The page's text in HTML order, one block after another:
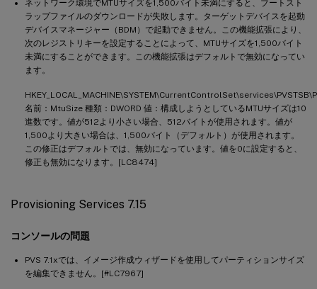
ネットワーク環境でMTUサイズを1,500バイト未満にすると、ブートスト
ラップファイルのダウンロードが失敗します。ターゲットデバイスを起動
デバイスマネージャー（BDM）で起動できません。この機能拡張により、
次のレジストリキーを設定することによって、MTUサイズを1,500バイト
未満にすることができます。この機能拡張はデフォルトで無効になってい
ます。
名前：MtuSize 種類：DWORD 値：構成しようとしているMTUサイズは10
進数です。値が512より小さい場合、512バイトが使用されます。値が
1,500より大きい場合は、1,500バイト（デフォルト）が使用されます。
この修正はデフォルトでは、無効になっています。値を0に設定すると、
修正も無効になります。[LC8474]
Provisioning Services 7.15
コンソールの問題
PVS 7.1xでは、イメージ作成ウィザードを使用してパーティションサイズ
を編集できません。[#LC7967]